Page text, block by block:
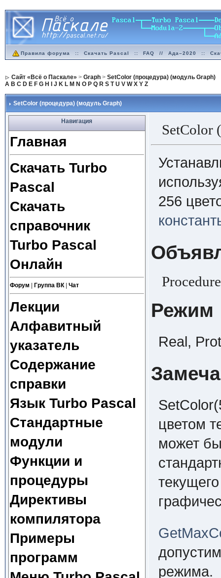
Правила форума :: Скачать Pascal :: FAQ // Ада–2020 ::
Сайт «Всё о Паскале» > Graph> SetColor (процедура) (модуль Graph)
A B C D E F G H J K L M N O P Q R S T U V W X Y Z
SetColor (процедура) (модуль Graph)
Навигация
Главная
Скачать Turbo
Pascal
Скачать
справочник
Turbo Pascal
Онлайн
Форум Группа ВК| Чат
Лекции
Алфавитный
указатель
Содержание
справки
Язык Turbo Pascal
Стандартные
модули
Функции и
процедуры
Директивы
компилятора
Примеры
программ
256
Режим
Real,
цветом
может
режима.